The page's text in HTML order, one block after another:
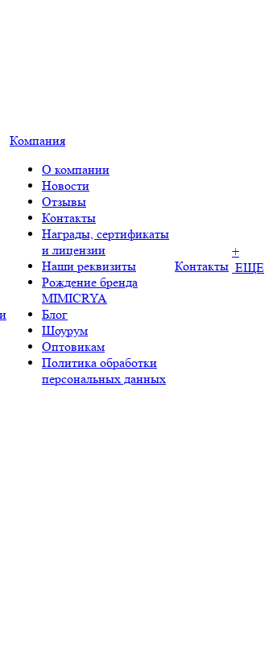
Компания
О компании
Новости
Отзывы
Контакты
Награды, сертификаты
и лицензии
Наши реквизиты
Рождение бренда
MIMICRYA
Блог
Шоурум
Оптовикам
Политика обработки
персональных данных
Контакты
+
ЕЩЕ